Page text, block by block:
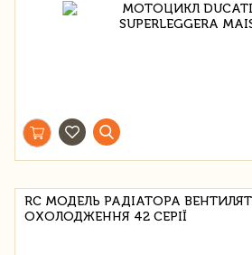
RC МОДЕЛЬ РАДІАТОРА
ОХОЛОДЖЕННЯ 42 СЕРІЇ